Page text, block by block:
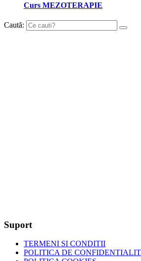
Curs MEZOTERAPIE
Caută:
Suport
TERMENI SI CONDITII
POLITICA DE